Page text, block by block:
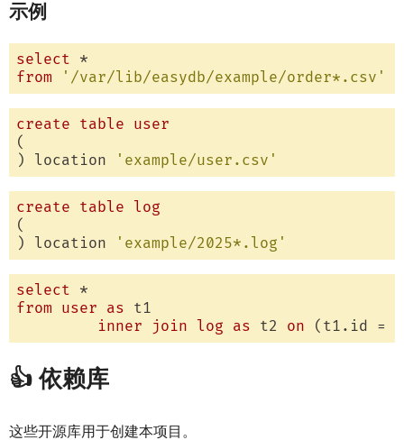
示例
select
from
'/var/lib/easydb/example/order*.csv'
create table user
(
) location
'example/user.csv'
create table log
(
) location
'example/2025*.log'
select
from user as t1
inner
join log as t2 on
👍 依赖库
这些开源库用于创建本项目。